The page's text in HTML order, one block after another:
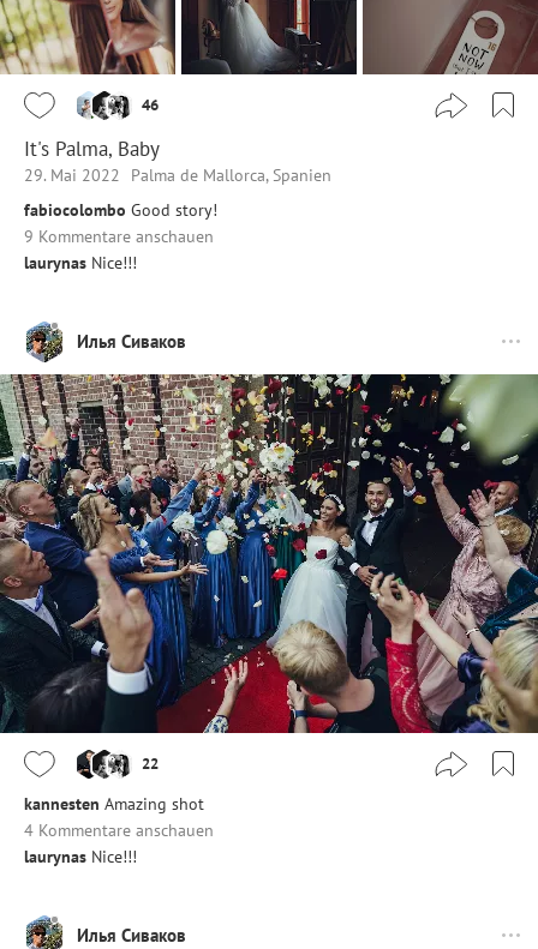
46
It's Palma, Baby
29. Mai 2022
Palma de Mallorca, Spanien
fabiocolombo Good story!
9 Kommentare anschauen
laurynas Nice!!!
Илья Сиваков
22
kannesten Amazing shot
4 Kommentare anschauen
laurynas Nice!!!
Илья Сиваков